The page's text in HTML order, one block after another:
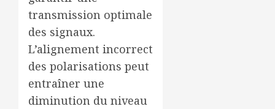
transmission optimale
des signaux.
L’alignement incorrect
des polarisations peut
entraîner une
diminution du niveau